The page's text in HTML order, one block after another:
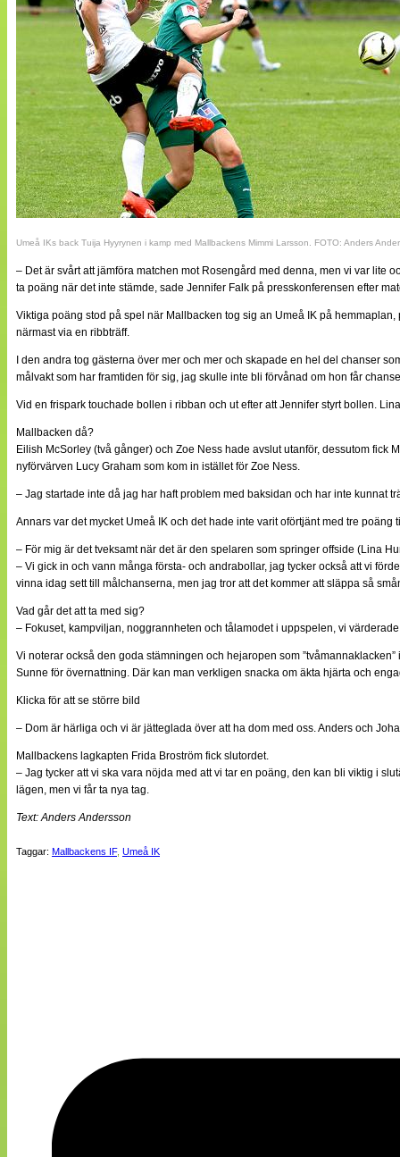
NÄTverket
Split vision
Om oss
Annonsera
Statistik
Tipsa Damfotboll
Kontakt
Umeå IKs back Tuija Hyyrynen i kamp med Mallbackens Mimmi Larsson. FOTO: Anders
– Det är svårt att jämföra matchen mot Rosengård med denna, men vi var lite
ta poäng när det inte stämde, sade Jennifer Falk på presskonferensen efter
Viktiga poäng stod på spel när Mallbacken tog sig an Umeå IK på
närmast via en ribbträff.
I den andra tog gästerna över mer och mer och skapade en hel del chanser
målvakt som har framtiden för sig, jag skulle inte bli förvånad om hon får
Vid en frispark touchade bollen i ribban och ut efter att Jennifer styrt bollen.
Mallbacken då?
Eilish McSorley (två gånger) och Zoe Ness hade avslut utanför, dessutom
nyförvärven Lucy Graham som kom in istället för Zoe Ness.
– Jag startade inte då jag har haft problem med baksidan och har inte kunnat
Annars var det mycket Umeå IK och det hade inte varit oförtjänt med tre
– För mig är det tveksamt när det är den spelaren som springer offside (Lina
– Vi gick in och vann många första- och andrabollar, jag tycker också att vi
vinna idag sett till målchanserna, men jag tror att det kommer att släppa så
Vad går det att ta med sig?
– Fokuset, kampviljan, noggrannheten och tålamodet i uppspelen, vi
Vi noterar också den goda stämningen och hejaropen som
Sunne för övernattning. Där kan man verkligen snacka om äkta hjärta och
Klicka för att se större bild
– Dom är härliga och vi är jätteglada över att ha dom med oss. Anders och
Mallbackens lagkapten Frida Broström fick slutordet.
– Jag tycker att vi ska vara nöjda med att vi tar en poäng, den kan bli viktig i
lägen, men vi får ta nya tag.
Text: Anders Andersson
Taggar: Mallbackens IF, Umeå IK